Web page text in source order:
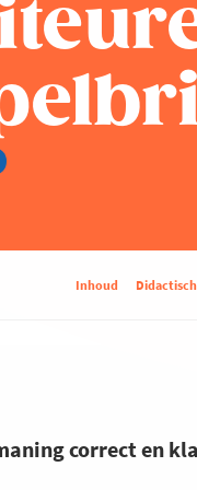
Inhoud
correct en